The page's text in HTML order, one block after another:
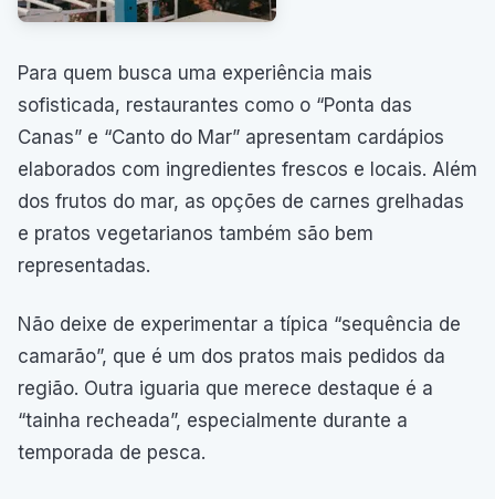
Para quem busca uma experiência mais
sofisticada, restaurantes como o “Ponta das
Canas” e “Canto do Mar” apresentam cardápios
elaborados com ingredientes frescos e locais. Além
dos frutos do mar, as opções de carnes grelhadas
e pratos vegetarianos também são bem
representadas.
Não deixe de experimentar a típica “sequência de
camarão”, que é um dos pratos mais pedidos da
região. Outra iguaria que merece destaque é a
“tainha recheada”, especialmente durante a
temporada de pesca.